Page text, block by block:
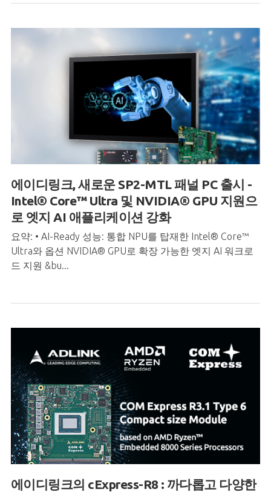
에이디링크, 새로운 SP2-MTL 패널 PC 출시 -
Intel® Core™ Ultra 및 NVIDIA® GPU 지원으
로 엣지 AI 애플리케이션 강화
요약: • AI-Ready 성능: 통합 NPU를 탑재한 Intel® Core™
Ultra와 옵션 NVIDIA® GPU로 확장 가능한 엣지 AI 워크로
드 지원 &bu...
에이디링크의 cExpress-R8 : 까다롭고 다양한